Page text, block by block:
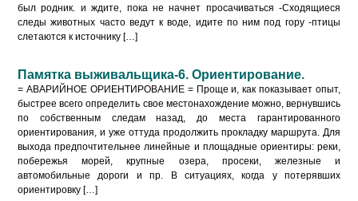
был родник. и ждите, пока не начнет просачиваться -Сходящиеся
следы животных часто ведут к воде, идите по ним под гору -птицы
слетаются к источнику […]
Памятка выживальщика-6. Ориентирование.
= АВАРИЙНОЕ ОРИЕНТИРОВАНИЕ = Проще и, как показывает опыт,
быстрее всего определить свое местонахождение можно, вернувшись
по собственным следам назад, до места гарантированного
ориентирования, и уже оттуда продолжить прокладку маршрута. Для
выхода предпочтительнее линейные и площадные ориентиры: реки,
побережья морей, крупные озера, просеки, железные и
автомобильные дороги и пр. В ситуациях, когда у потерявших
ориентировку […]